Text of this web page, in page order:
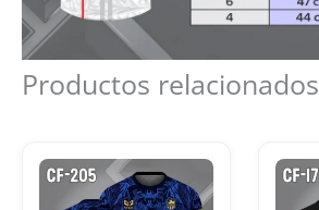
Productos relacionados